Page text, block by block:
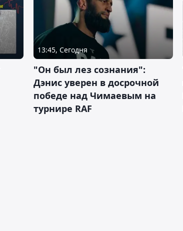
13:45, Сегодня
"Он был лез сознания":
Дэнис уверен в досрочной
победе над Чимаевым на
турнире RAF